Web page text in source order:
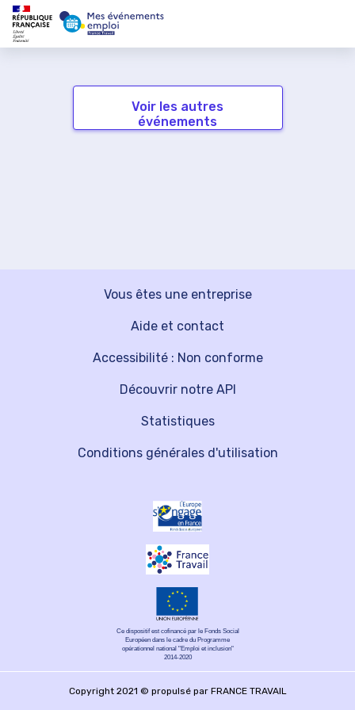
Voir les autres
événements
Vous êtes une entreprise
Découvrir notre API
Aide et contact
Statistiques
Accessibilité : Non conforme
Conditions générales d'utilisation
Ce dispositif est cofinancé par le Fonds Social
Européen dans le cadre du Programme
opérationnel national "Emploi et inclusion"
2014-2020
Copyright 2021 © propulsé par FRANCE TRAVAIL